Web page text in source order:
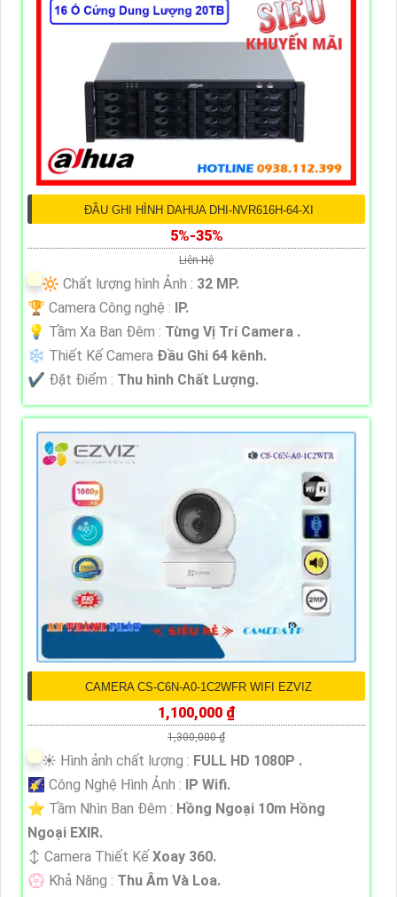
ĐẦU GHI HÌNH DAHUA DHI-NVR616H-64-XI
5%-35%
Liên Hệ
🔆 Chất lượng hình Ảnh : 32 MP.
🏆 Camera Công nghệ : IP.
💡 Tầm Xa Ban Đêm : Từng Vị Trí Camera .
❄ Thiết Kế Camera Đầu Ghi 64 kênh.
️✔️ Đặt Điểm : Thu hình Chất Lượng.
CAMERA CS-C6N-A0-1C2WFR WIFI EZVIZ
1,100,000 ₫
1,300,000 ₫
☀️ Hình ảnh chất lượng : FULL HD 1080P .
🌠 Công Nghệ Hình Ảnh : IP Wifi.
⭐ Tầm Nhìn Ban Đêm : Hồng Ngoại 10m Hồng
Ngoại EXIR.
↕️ Camera Thiết Kế Xoay 360.
️💮 Khả Năng : Thu Âm Và Loa.